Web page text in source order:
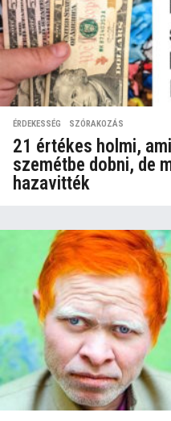
ÉRDEKESSÉG ,SZÓRAKOZÁS
21 értékes holmi,
szemétbe dobni, de
hazavitték